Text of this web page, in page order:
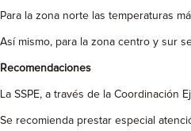
Para la zona norte las temperaturas
Así mismo, para la zona centro y sur
Recomendaciones
La SSPE, a través de la
Se recomienda prestar especial